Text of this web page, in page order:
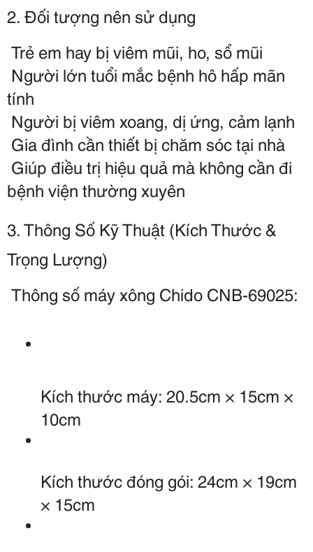
2. Đối tượng nên sử dụng
Trẻ em hay bị viêm mũi, ho, sổ mũi
tính
Người bị viêm xoang, dị ứng, cảm lạnh
‍‍ Gia đình cần thiết bị chăm sóc tại nhà
bệnh viện thường xuyên
3. Thông Số Kỹ Thuật (Kích Thước &
Trọng Lượng)
Thông số máy xông Chido CNB-69025:
Kích thước máy: 20.5cm × 15cm ×
10cm
Kích thước đóng gói: 24cm × 19cm
× 15cm